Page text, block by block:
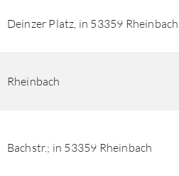
Deinzer Platz, in 53359 Rheinbach
Rheinbach
Bachstr.; in 53359 Rheinbach